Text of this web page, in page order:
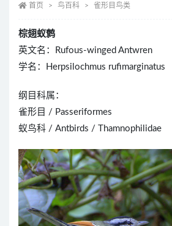
首页 鸟百科 雀形目鸟类
棕翅蚁鹩
英文名：Rufous-winged Antwren
学名：Herpsilochmus rufimarginatus
纲目科属：
雀形目 / Passeriformes
蚁鸟科 / Antbirds / Thamnophilidae